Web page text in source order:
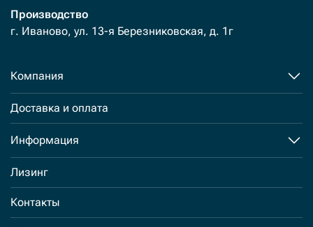
Производство
г. Иваново, ул. 13-я Березниковская, д. 1г
Компания
Доставка и оплата
Информация
Лизинг
Контакты